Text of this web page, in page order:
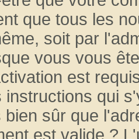
que tous les
soit par
vous vous
est
instructions qui
sûr que
est valide ?